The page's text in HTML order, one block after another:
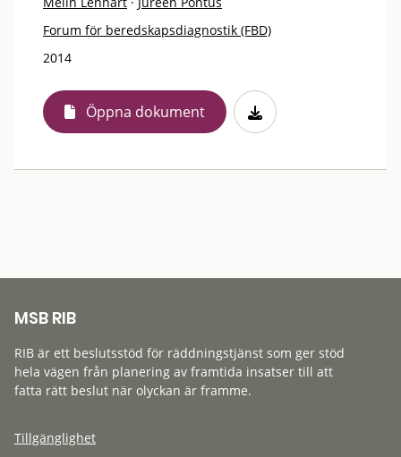
Forum för beredskapsdiagnostik (FBD)
2014
Öppna dokument
MSB RIB
RIB är ett beslutsstöd för räddningstjänst som ger stöd
hela vägen från planering av framtida insatser till att
fatta rätt beslut när olyckan är framme.
Tillgänglighet